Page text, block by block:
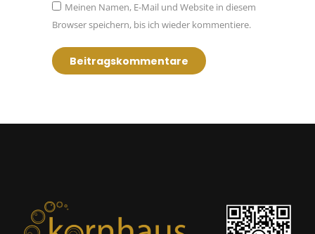
Meinen Namen, E-Mail und Website in diesem
Browser speichern, bis ich wieder kommentiere.
Beitragskommentare